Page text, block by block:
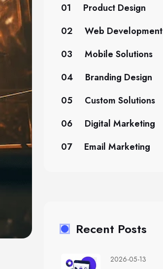
01
Product Design
02
Web Development
03
Mobile Solutions
04
Branding Design
05
Custom Solutions
06
Digital Marketing
07
Email Marketing
Recent Posts
2026-05-13